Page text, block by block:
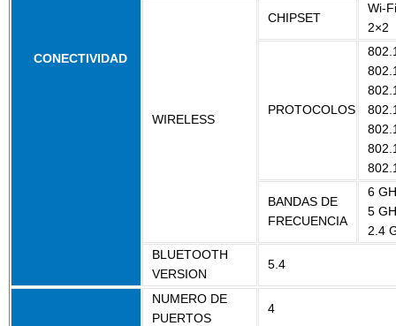
CONECTIVIDAD
WIRELESS
CHIPSET
Wi-
2×2
PROTOCOLOS
BANDAS DE
FRECUENCIA
6
5
2.4
BLUETOOTH
VERSION
5.4
NUMERO DE
PUERTOS
4